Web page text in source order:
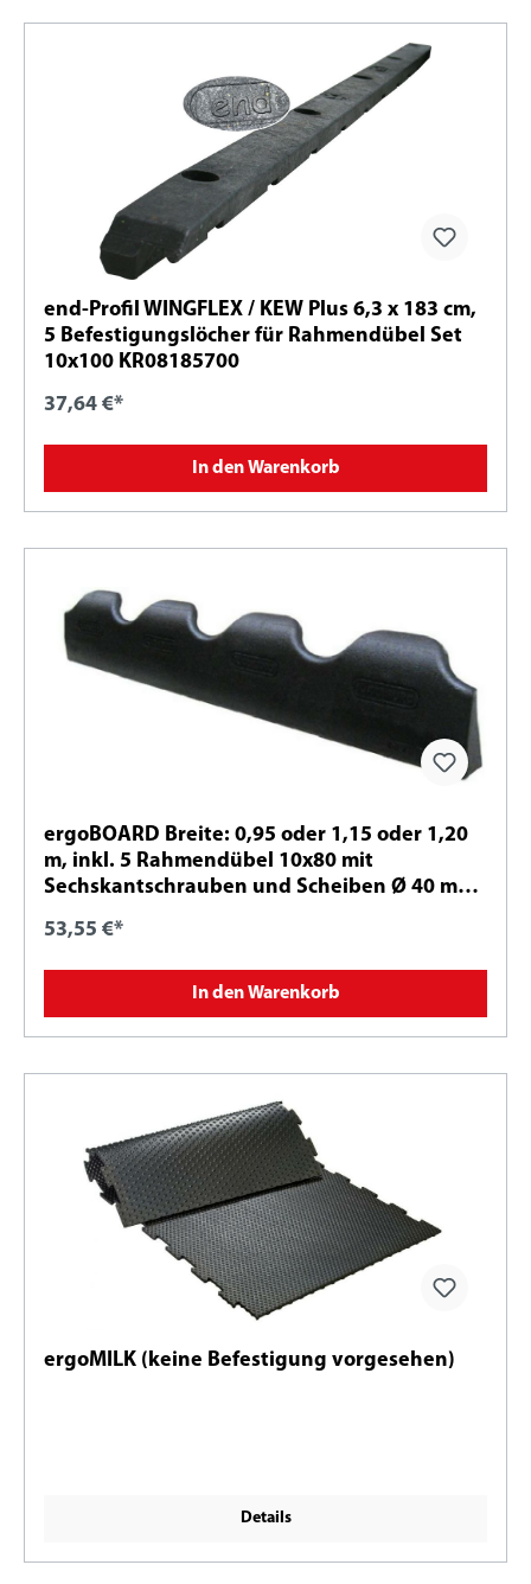
end-Profil WINGFLEX / KEW Plus 6,3 x 183 cm,
5 Befestigungslöcher für Rahmendübel Set
10x100 KR08185700
37,64 €*
In den Warenkorb
ergoBOARD Breite: 0,95 oder 1,15 oder 1,20
m, inkl. 5 Rahmendübel 10x80 mit
Sechskantschrauben und Scheiben Ø 40 mm -
53,55 €*
In den Warenkorb
ergoMILK (keine Befestigung vorgesehen)
Details